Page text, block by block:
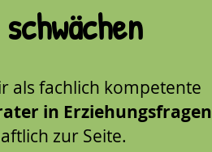
als fachlich kompetente
in Erziehungsfragen
zur Seite.